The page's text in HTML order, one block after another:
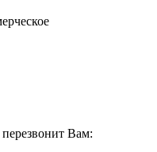
Вам: